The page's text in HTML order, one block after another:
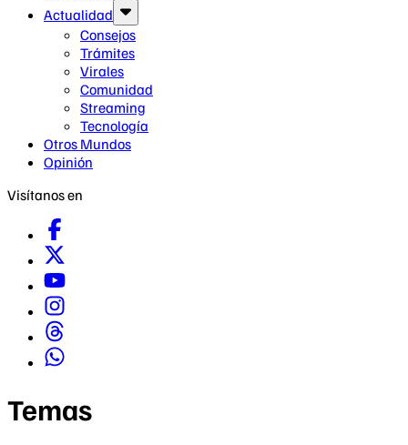
Actualidad
Consejos
Trámites
Virales
Comunidad
Streaming
Tecnología
Otros Mundos
Opinión
Visítanos en
Temas